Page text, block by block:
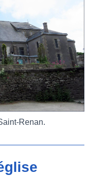
Renan.